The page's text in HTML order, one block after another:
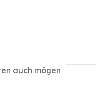
auch mögen